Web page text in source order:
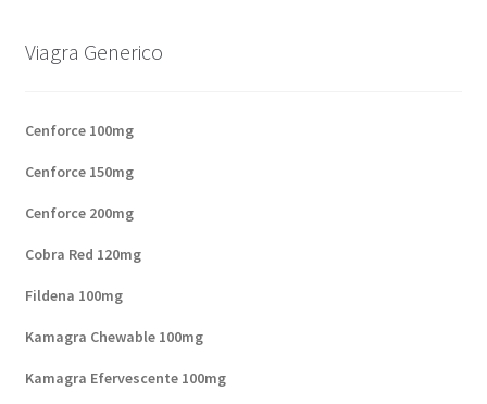
Viagra Generico
Cenforce 100mg
Cenforce 150mg
Cenforce 200mg
Cobra Red 120mg
Fildena 100mg
Kamagra Chewable 100mg
Kamagra Efervescente 100mg